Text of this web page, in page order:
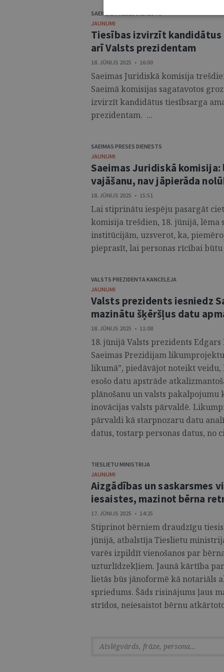
SAEIMAS PRESES DIENESTS
JAUNUMI
Tiesības izvirzīt
arī Valsts prezidentam
18. JŪNIJS 2025 • 16:00
Saeimas Juridiskā komisija
Saeimā komisijas sagatavotos
izvirzīt kandidātus tiesībsarga
prezidentam. ...
SAEIMAS PRESES DIENESTS
JAUNUMI
Saeimas Juridiskā
vajāšanu, nav jāpierāda
18. JŪNIJS 2025 • 15:51
Lai stiprinātu iespēju pasargāt
komisija trešdien, 18. jūnijā,
institūcijām, uzsverot, ka,
pieprasīt, lai personas rīcībai
VALSTS PREZIDENTA KANCELEJA
JAUNUMI
Valsts prezidents iesniedz
mazinātu šķēršļus datu
18. JŪNIJS 2025 • 11:08
18. jūnijā Valsts prezidents
Saeimas Prezidijam
likumā”, piedāvājot noteikt
esošo datu apstrāde
plānošanu un valsts
inovācijas valsts pārvaldē.
pārvaldi kā starpnozaru datu
datus, tostarp personas datus, no
TIESLIETU MINISTRIJA
JAUNUMI
Aizgādības un saskarsmes
iesaistes, mazinot bērna
17. JŪNIJS 2025 • 14:25
Stiprinot bērniem draudzīgu
jūnijā, atbalstīja Tieslietu
varēs izpildīt vienošanos par
uzturlīdzekļiem. Jaunā kārtība
lietās būs jānoformē kā notariāls
spriedums. Šāds risinājums ļaus
strīdos, neiesaistot bērnu